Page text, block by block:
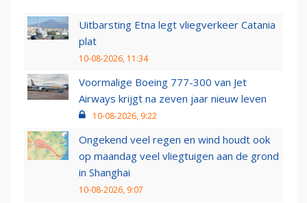
Uitbarsting Etna legt vliegverkeer Catania
plat
10-08-2026, 11:34
Voormalige Boeing 777-300 van Jet
Airways krijgt na zeven jaar nieuw leven
10-08-2026, 9:22
Ongekend veel regen en wind houdt ook
op maandag veel vliegtuigen aan de grond
in Shanghai
10-08-2026, 9:07